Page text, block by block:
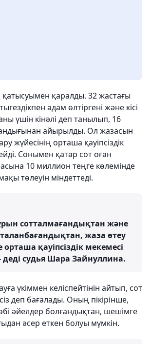
қатысуымен қаралды. 32 жастағы
адам өлтіргені және кісі
үшін кінәлі деп танылып, 16
айырылды. Ол жазасын
жүйесінің орташа қауіпсіздік
Сонымен қатар сот оған
10 миллион теңге көлемінде
төлеуін міндеттеді.
сотталмағандықтан және
жаза өтеу
қауіпсіздік мекемесі
деді судья Шара Зайнуллина.
үкіммен келіспейтінін айтып, сот
деп бағалады. Оның пікірінше,
әйелдер болғандықтан, шешімге
әсер еткен болуы мүмкін.